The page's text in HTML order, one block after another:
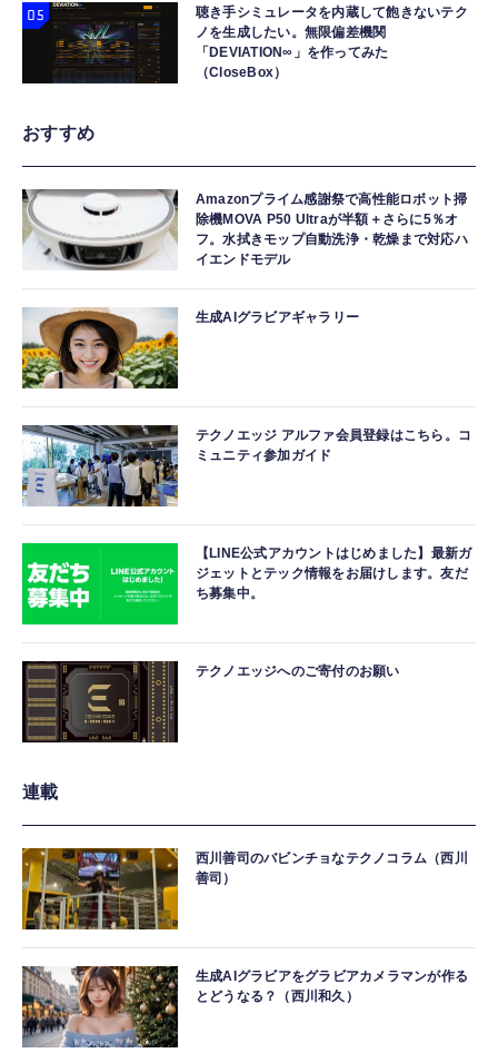
聴き手シミュレータを内蔵して飽きないテク
ノを生成したい。無限偏差機関
「DEVIATION∞」を作ってみた
（CloseBox）
おすすめ
Amazonプライム感謝祭で高性能ロボット掃
除機MOVA P50 Ultraが半額＋さらに5％オ
フ。水拭きモップ自動洗浄・乾燥まで対応ハ
イエンドモデル
生成AIグラビアギャラリー
テクノエッジ アルファ会員登録はこちら。コ
ミュニティ参加ガイド
【LINE公式アカウントはじめました】最新ガ
ジェットとテック情報をお届けします。友だ
ち募集中。
テクノエッジへのご寄付のお願い
連載
西川善司のバビンチョなテクノコラム（西川
善司）
生成AIグラビアをグラビアカメラマンが作る
とどうなる？（西川和久）